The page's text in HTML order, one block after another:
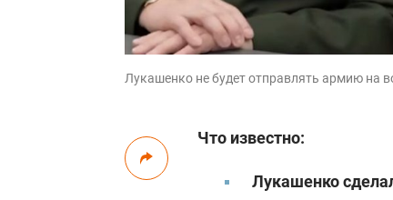
Лукашенко не будет отправлять армию на
Что известно:
Лукашенко